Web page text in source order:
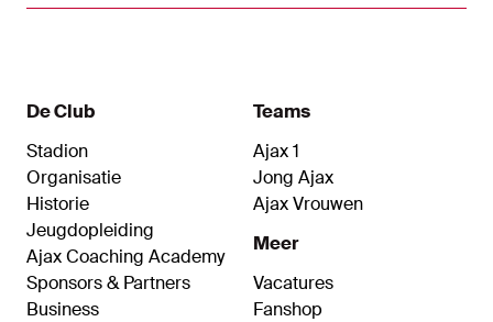
De Club
Stadion
Organisatie
Historie
Jeugdopleiding
Ajax Coaching Academy
Sponsors & Partners
Business
Teams
Ajax 1
Jong Ajax
Ajax Vrouwen
Meer
Vacatures
Fanshop